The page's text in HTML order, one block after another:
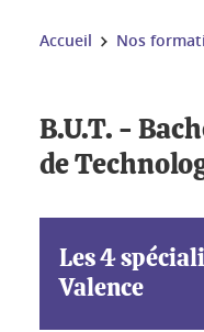
Vous êtes ici :
Accueil Nos
B.U.T. -
de
Les 4
Valence